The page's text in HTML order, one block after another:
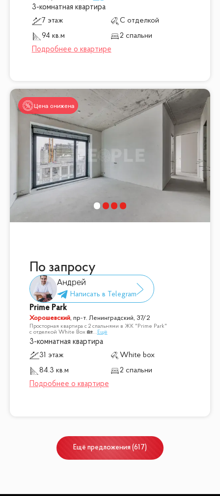
3-комнатная квартира
7 этаж
С отделкой
94 кв.м
2 спальни
Цена снижена
По запросу
Андрей
Prime Park
Хорошевский, пр-т. Ленинградский, 37/2
Просторная квартира с 2 спальнями в ЖК "Prime Park"
с отделкой White Box 🏡... Ещё
3-комнатная квартира
31 этаж
White box
84.3 кв.м
2 спальни
Ещё предложения (617)